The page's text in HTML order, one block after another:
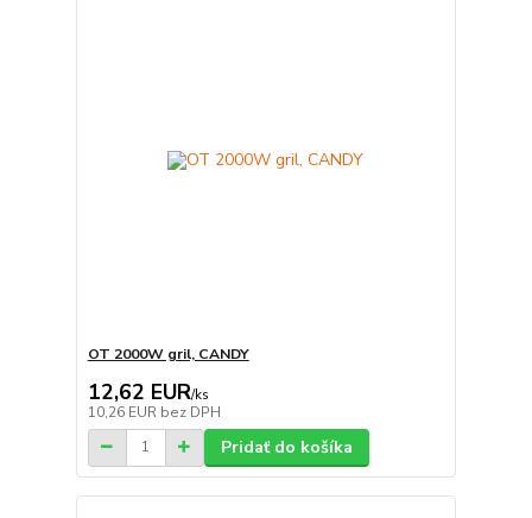
OT 2000W gril, CANDY
12,62 EUR/ks
10,26 EUR bez DPH
Pridať do košíka